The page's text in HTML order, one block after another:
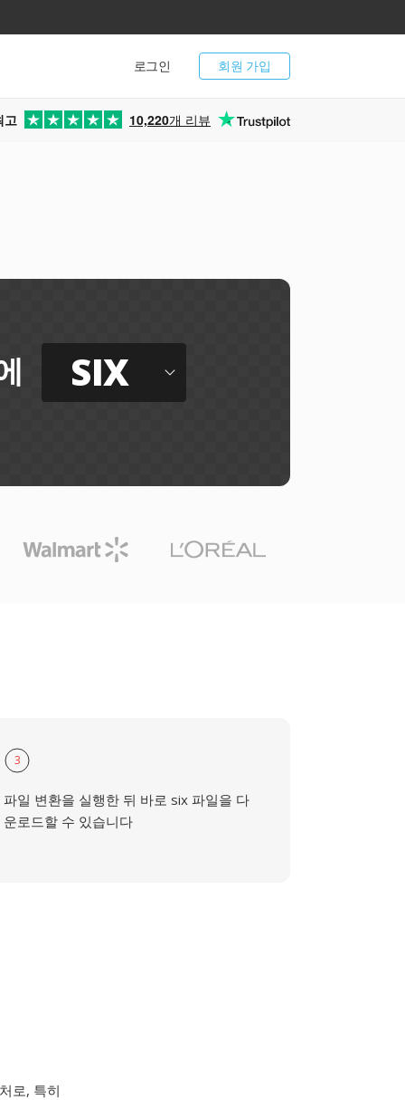
회원 가입
로그인
고 10,220개 리뷰
SIX
3
파일 변환을 실행한 뒤 바로 six 파일을 다
운로드할 수 있습니다
로, 특히